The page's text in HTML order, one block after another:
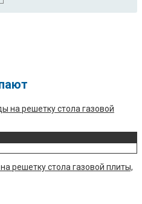
решетку стола газовой плиты,